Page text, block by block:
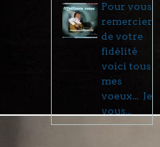
Pour vous
remercier
de votre
fidélité
voici tous
mes
voeux... Je
vous...